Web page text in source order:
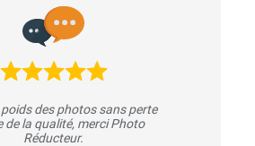
poids des photos sans perte
de la qualité, merci Photo
Réducteur.